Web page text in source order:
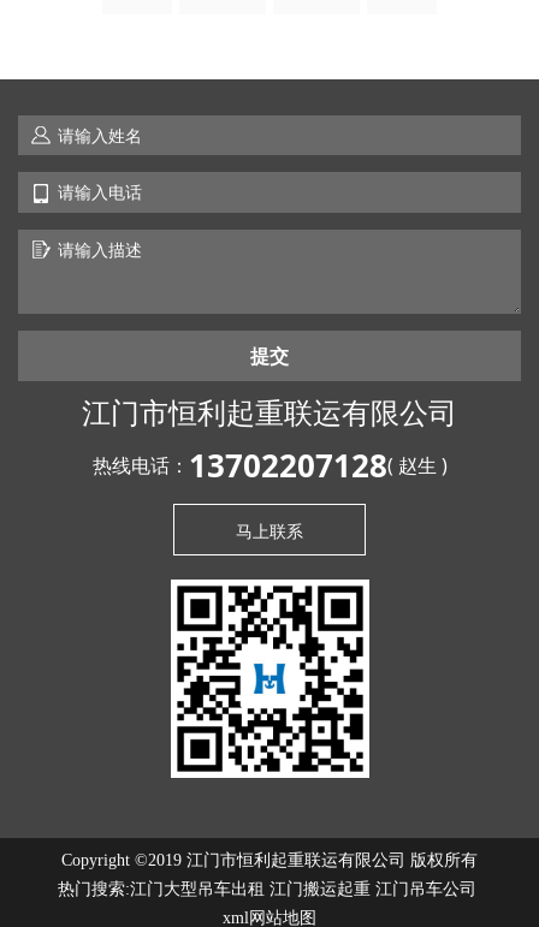
提交
江门市恒利起重联运有限公司
热线电话： 13702207128( 赵生 )
马上联系
Copyright ©2019 江门市恒利起重联运有限公司 版权所有
热门搜索:江门大型吊车出租 江门搬运起重 江门吊车公司
xml网站地图